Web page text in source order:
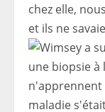
chez elle,
et ils ne